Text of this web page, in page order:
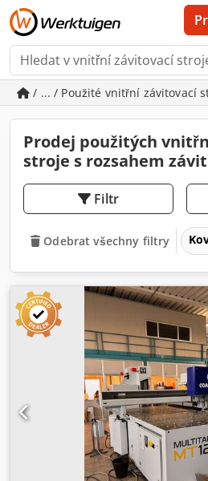
/ ... / Použité vnitřní závitovací
Prodej použitých
stroje s rozsahem
Filtr
Odebrat všechny filtry